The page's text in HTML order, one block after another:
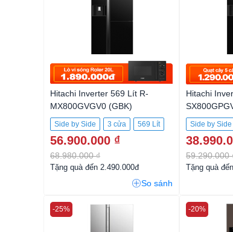
Hitachi Inverter 569 Lít R-
MX800GVGV0 (GBK)
Side by Side 3 cửa 569 Lít
56.900.000 ₫
68.980.000 ₫
Tặng quà đến 2.490.000đ
So sánh
Hitachi
Side by Side
59.290.000
Tặng quà
-25% -20%